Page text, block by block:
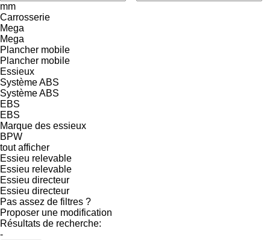
mm
Carrosserie
Mega
Mega
Plancher mobile
Plancher mobile
Essieux
Système ABS
Système ABS
EBS
EBS
Marque des essieux
BPW
tout afficher
Essieu relevable
Essieu relevable
Essieu directeur
Essieu directeur
Pas assez de filtres ?
Proposer une modification
Résultats de recherche:
-